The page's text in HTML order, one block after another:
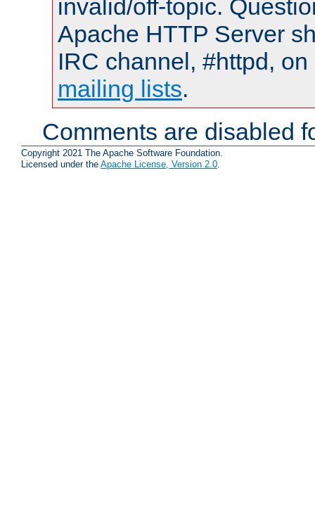
invalid/off-topic.
Apache HTTP Server
IRC channel, #httpd,
mailing lists.
Comments are disabled
Copyright 2021 The Apache Software Foundation.
Licensed under the Apache License, Version 2.0.